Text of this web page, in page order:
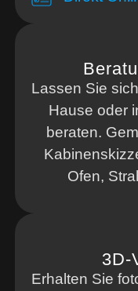
Lassen Sie
Hause oder
beraten.
Ofen,
3D-
Erhalten Sie